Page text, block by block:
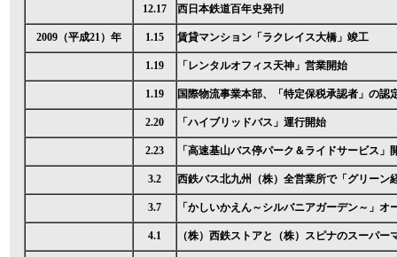
12.17 西日本鉄道百年史発刊
2009（平成21）年 1.15 賃貸マンション「ラクレイス大橋」竣工
1.19 「レンタルオフィス天神」営業開始
1.19 国際物流事業本部、「特定保税承認者」の認
2.20 「ハイブリッドバス」運行開始
2.23 「高速基山バス停パーク＆ライドサービス」
3.2 西鉄バス北九州（株）全営業所で「グリーン
3.7 「かしいかえん～シルバニアガーデン～」オ
4.1 （株）西鉄ストアと（株）スピナのスーパー